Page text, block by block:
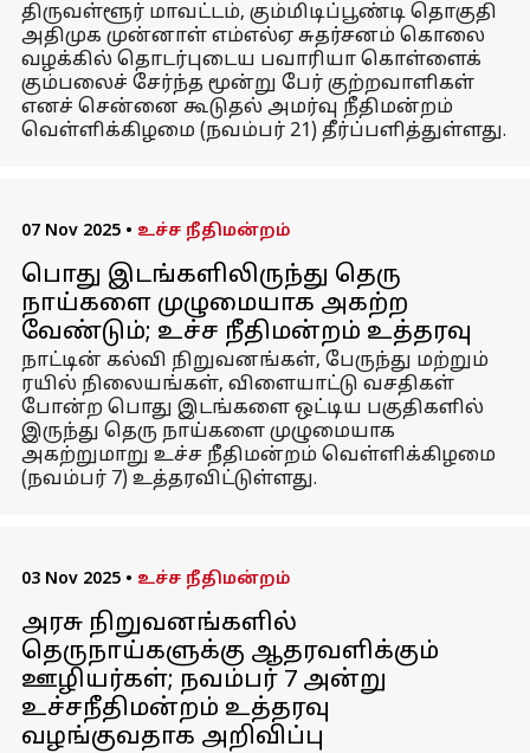
திருவள்ளூர் மாவட்டம், கும்மிடிப்பூண்டி தொகுதி
அதிமுக முன்னாள் எம்எல்ஏ சுதர்சனம் கொலை
வழக்கில் தொடர்புடைய பவாரியா கொள்ளைக்
கும்பலைச் சேர்ந்த மூன்று பேர் குற்றவாளிகள்
எனச் சென்னை கூடுதல் அமர்வு நீதிமன்றம்
வெள்ளிக்கிழமை (நவம்பர் 21) தீர்ப்பளித்துள்ளது.
07 Nov 2025 • உச்ச நீதிமன்றம்
பொது இடங்களிலிருந்து தெரு
நாய்களை முழுமையாக அகற்ற
வேண்டும்; உச்ச நீதிமன்றம் உத்தரவு
நாட்டின் கல்வி நிறுவனங்கள், பேருந்து மற்றும்
ரயில் நிலையங்கள், விளையாட்டு வசதிகள்
போன்ற பொது இடங்களை ஒட்டிய பகுதிகளில்
இருந்து தெரு நாய்களை முழுமையாக
அகற்றுமாறு உச்ச நீதிமன்றம் வெள்ளிக்கிழமை
(நவம்பர் 7) உத்தரவிட்டுள்ளது.
03 Nov 2025 • உச்ச நீதிமன்றம்
அரசு நிறுவனங்களில்
தெருநாய்களுக்கு ஆதரவளிக்கும்
ஊழியர்கள்; நவம்பர் 7 அன்று
உச்சநீதிமன்றம் உத்தரவு
வழங்குவதாக அறிவிப்பு